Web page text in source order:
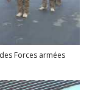
Forces armées